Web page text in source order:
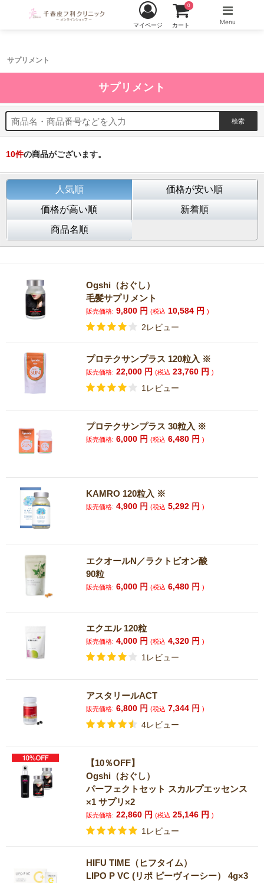
サプリメント
マイページ カート
0
Menu
サプリメント
10件の商品がございます。
人気順
価格が安い順
価格が高い順
新着順
商品名順
Ogshi（おぐし）
毛髪サプリメント
販売価格: 9,800 円(税込 10,584 円)
2レビュー
プロテクサンプラス 120粒入 ※
販売価格: 22,000 円(税込 23,760 円)
1レビュー
プロテクサンプラス 30粒入 ※
販売価格: 6,000 円(税込 6,480 円)
KAMRO 120粒入 ※
販売価格: 4,900 円(税込 5,292 円)
エクオールN／ラクトビオン酸
90粒
販売価格: 6,000 円(税込 6,480 円)
エクエル 120粒
販売価格: 4,000 円(税込 4,320 円)
1レビュー
アスタリールACT
販売価格: 6,800 円(税込 7,344 円)
4レビュー
【10％OFF】
Ogshi（おぐし）
パーフェクトセット スカルプエッセンス
×1 サプリ×2
販売価格: 22,860 円(税込 25,146 円)
1レビュー
HIFU TIME（ヒフタイム）
LIPO P VC (リポ ピーヴィーシー） 4g×3